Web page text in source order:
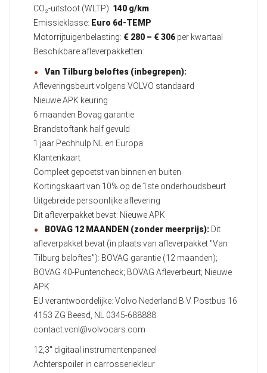
CO₂-uitstoot (WLTP): 140 g/km
Emissieklasse: Euro 6d-TEMP
Motorrijtuigenbelasting: € 280 – € 306 per kwartaal
Beschikbare afleverpakketten:
Van Tilburg beloftes (inbegrepen):
Afleveringsbeurt volgens VOLVO standaard
Nieuwe APK keuring
6 maanden Bovag garantie
Brandstoftank half gevuld
1 jaar Pechhulp NL en Europa
Klantenkaart
Compleet gepoetst van binnen en buiten
Kortingskaart van 10% op de 1ste onderhoudsbeurt
Uitgebreide persoonlijke aflevering
Dit afleverpakket bevat: Nieuwe APK
BOVAG 12 MAANDEN (zonder meerprijs): Dit
afleverpakket bevat (in plaats van afleverpakket "Van
Tilburg beloftes"): BOVAG garantie (12 maanden);
BOVAG 40-Puntencheck; BOVAG Afleverbeurt; Nieuwe
APK
EU verantwoordelijke: Volvo Nederland B.V. Postbus 16
4153 ZG Beesd, NL 0345-688888
contact.vcnl@volvocars.com
12,3" digitaal instrumentenpaneel
Achterspoiler in carrosseriekleur